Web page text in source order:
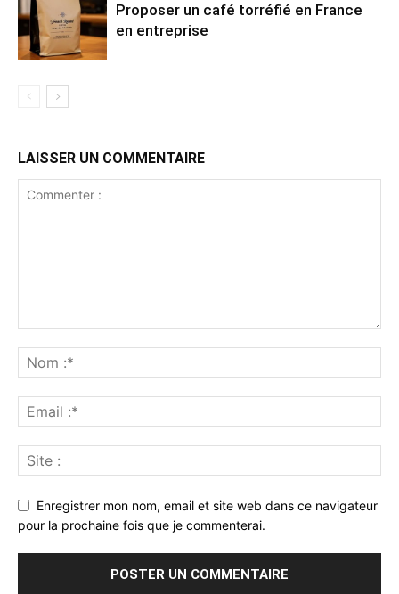
Proposer un café torréfié en France
en entreprise
LAISSER UN COMMENTAIRE
Enregistrer mon nom, email et site web dans ce navigateur
pour la prochaine fois que je commenterai.